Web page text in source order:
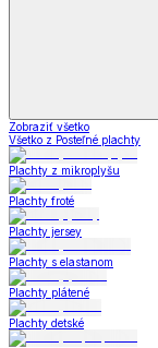
Zobraziť všetko
Všetko z Posteľné plachty
Plachty z mikroplyšu
Plachty froté
Plachty jersey
Plachty s elastanom
Plachty plátené
Plachty detské